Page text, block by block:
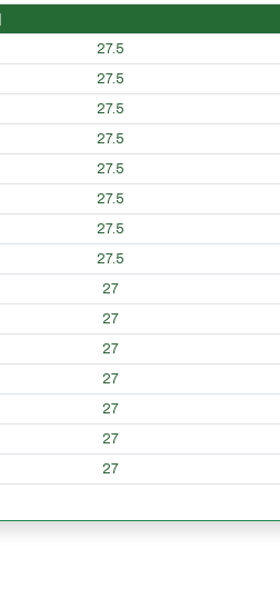
27.5
27.5
27.5
27.5
27.5
27.5
27.5
27.5
27
27
27
27
27
27
27